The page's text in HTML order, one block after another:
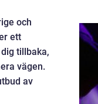
och
ett
tillbaka,
vägen.
av